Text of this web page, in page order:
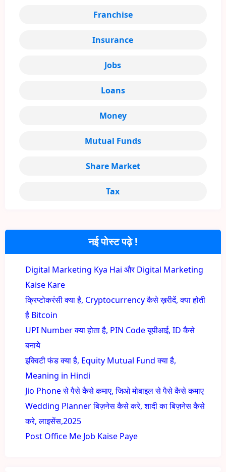
नई पोस्ट पढ़े !
Digital Marketing Kya Hai और Digital Marketing
Kaise Kare
क्रिप्टोकरंसी क्या है, Cryptocurrency कैसे ख़रीदें, क्या होती
है Bitcoin
UPI Number क्या होता है, PIN Code यूपीआई, ID कैसे
बनाये
इक्विटी फंड क्या है, Equity Mutual Fund क्या है,
Meaning in Hindi
Jio Phone से पैसे कैसे कमाए, जिओ मोबाइल से पैसे कैसे कमाए
Wedding Planner बिज़नेस कैसे करे, शादी का बिज़नेस कैसे
करे, लाइसेंस,2025
Post Office Me Job Kaise Paye
Franchise
Insurance
Jobs
Loans
Money
Mutual Funds
Share Market
Tax